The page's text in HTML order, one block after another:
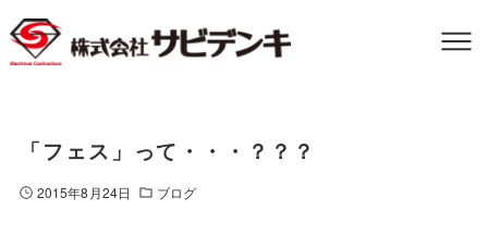
「フェス」って・・・？？？
2015年8月24日 ブログ